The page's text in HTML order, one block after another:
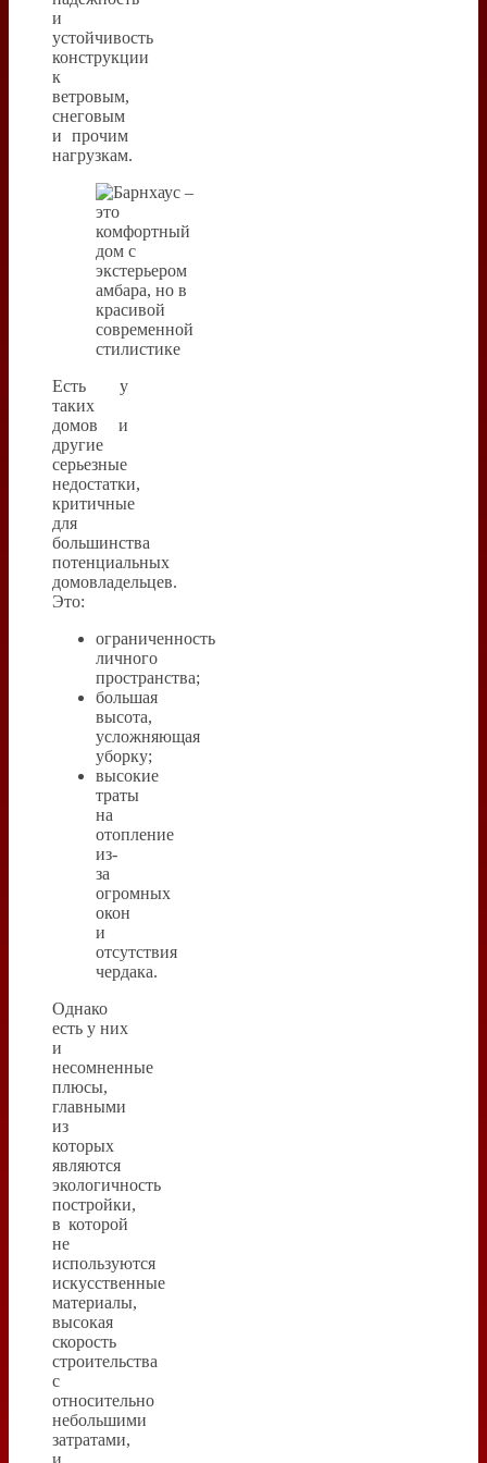
и
устойчивость
конструкции
к
ветровым,
снеговым
и прочим
нагрузкам.
Есть у
таких
домов и
другие
серьезные
недостатки,
критичные
для
большинства
потенциальных
домовладельцев.
Это:
ограниченность
личного
пространства;
большая
высота,
усложняющая
уборку;
высокие
траты
на
отопление
из-
за
огромных
окон
и
отсутствия
чердака.
Однако
есть у них
и
несомненные
плюсы,
главными
из
которых
являются
экологичность
постройки,
в которой
не
используются
искусственные
материалы,
высокая
скорость
строительства
с
относительно
небольшими
затратами,